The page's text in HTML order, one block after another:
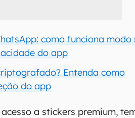
como funciona modo
do app
Entenda como
do app
a stickers premium,